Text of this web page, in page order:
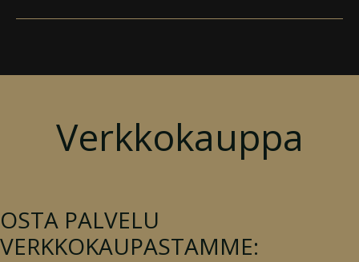
Verkkokauppa
OSTA PALVELU
VERKKOKAUPASTAMME: